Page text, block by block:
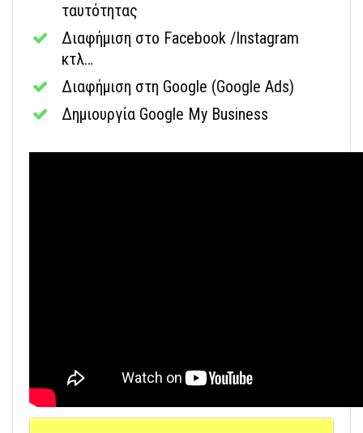
ταυτότητας
Διαφήμιση στο Facebook /Instagram
κτλ…
Διαφήμιση στη Google (Google Ads)
Δημιουργία Google My Business